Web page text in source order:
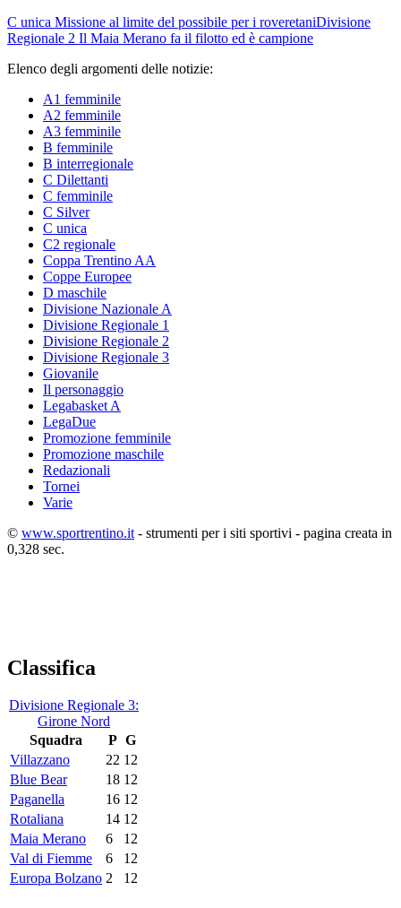
C unica Missione al limite del possibile per i roveretaniDivisione
Regionale 2 Il Maia Merano fa il filotto ed è campione
Elenco degli argomenti delle notizie:
A1 femminile
A2 femminile
A3 femminile
B femminile
B interregionale
C Dilettanti
C femminile
C Silver
C unica
C2 regionale
Coppa Trentino AA
Coppe Europee
D maschile
Divisione Nazionale A
Divisione Regionale 1
Divisione Regionale 2
Divisione Regionale 3
Giovanile
Il personaggio
Legabasket A
LegaDue
Promozione femminile
Promozione maschile
Redazionali
Tornei
Varie
© www.sportrentino.it - strumenti per i siti sportivi - pagina creata in
0,328 sec.
Classifica
Divisione Regionale 3:
Girone Nord
Squadra
P G
Villazzano
22 12
Blue Bear
18 12
Paganella
16 12
Rotaliana
14 12
Maia Merano
6
12
Val di Fiemme
6
12
Europa Bolzano 2 12